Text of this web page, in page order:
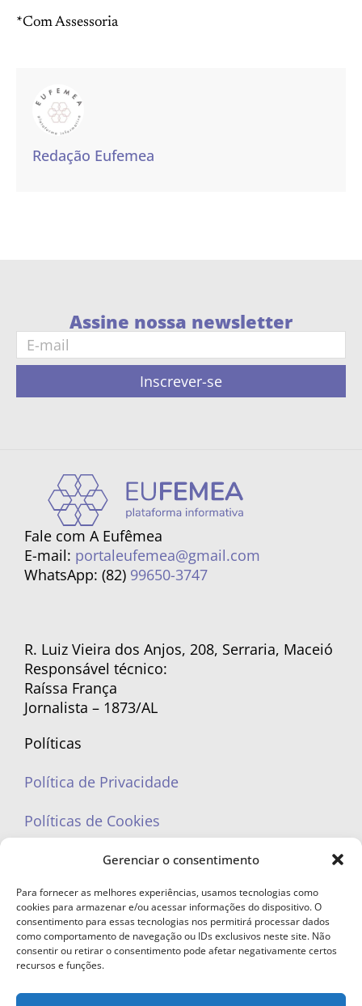
Gerenciar o consentimento
Para fornecer as melhores experiências, usamos tecnologias como
cookies para armazenar e/ou acessar informações do dispositivo. O
consentimento para essas tecnologias nos permitirá processar dados
como comportamento de navegação ou IDs exclusivos neste site. Não
consentir ou retirar o consentimento pode afetar negativamente certos
recursos e funções.
*Com Assessoria
Redação Eufemea
Assine nossa newsletter
Inscrever-se
Fale com A Eufêmea
E-mail: portaleufemea@gmail.com
WhatsApp: (82) 99650-3747
R. Luiz Vieira dos Anjos, 208, Serraria, Maceió
Responsável técnico:
Raíssa França
Jornalista – 1873/AL
Políticas
Política de Privacidade
Políticas de Cookies
portaleufemea@gmail.com